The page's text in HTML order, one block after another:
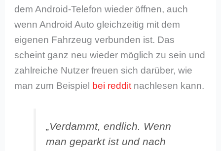
dem Android-Telefon wieder öffnen, auch
wenn Android Auto gleichzeitig mit dem
eigenen Fahrzeug verbunden ist. Das
scheint ganz neu wieder möglich zu sein und
zahlreiche Nutzer freuen sich darüber, wie
man zum Beispiel
bei reddit nachlesen kann.
„Verdammt, endlich. Wenn
man geparkt ist und nach